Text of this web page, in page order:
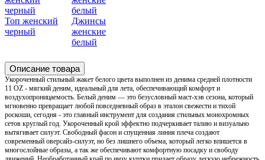
Топ женский
черный
Джинсы
женские
белый
Описание товара
Укороченный стильный жакет белого цвета выполнен из денима средней плотности
11 OZ - мягкий деним, идеальный для лета, обеспечивающий комфорт и
воздухопроницаемость. Белый деним — это безусловный маст-хэв сезона, который
мгновенно превращает любой повседневный образ в эталон свежести и тихой
роскоши, сегодня - это главный инструмент для создания стильных монохромных
сетов круглый год. Укороченный крой эффектно подчеркивает талию и визуально
вытягивает силуэт. Свободный фасон и спущенная линия плеча создают
современный оверсайз-силуэт, но без лишнего объема, который легко впишется в
многослойные образы, а так же обеспечивают комфортную посадку и свободу